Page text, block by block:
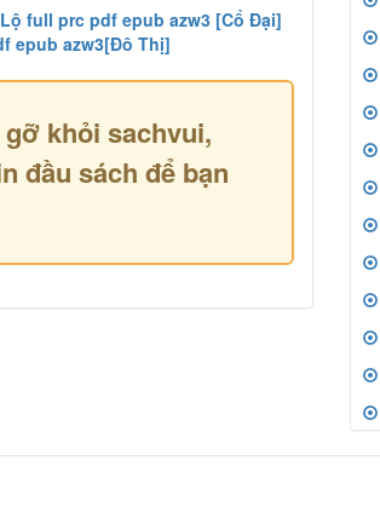
full prc pdf epub azw3 [Cổ Đại]
epub azw3[Đô Thị]
khỏi sachvui,
đầu sách để bạn